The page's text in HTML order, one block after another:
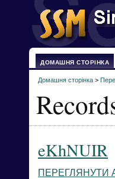
ДОМАШНЯ СТОРІНКА
Домашня сторінка >
eKhNUIR
ПЕРЕГЛЯНУТИ